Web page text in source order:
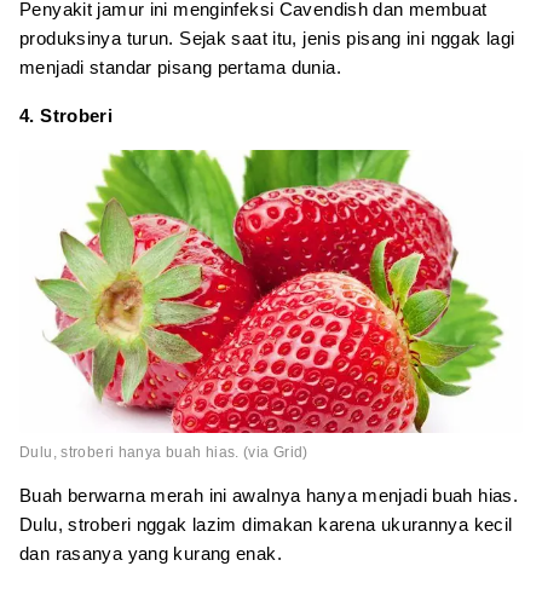
Penyakit jamur ini menginfeksi Cavendish dan membuat
produksinya turun. Sejak saat itu, jenis pisang ini nggak lagi
menjadi standar pisang pertama dunia.
4. Stroberi
Dulu, stroberi hanya buah hias. (via Grid)
Buah berwarna merah ini awalnya hanya menjadi buah hias.
Dulu, stroberi nggak lazim dimakan karena ukurannya kecil
dan rasanya yang kurang enak.